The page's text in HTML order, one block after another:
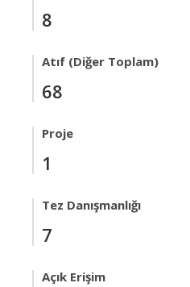
8
Atıf (Diğer Toplam)
68
Proje
1
Tez Danışmanlığı
7
Açık Erişim